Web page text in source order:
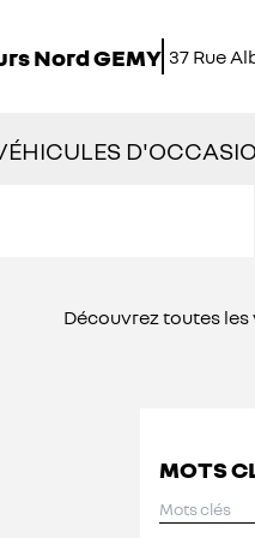
Nord GEMY 37 Rue
NOS OCCASIONS EN
VÉHICULES DE
Découvrez toutes
MOTS